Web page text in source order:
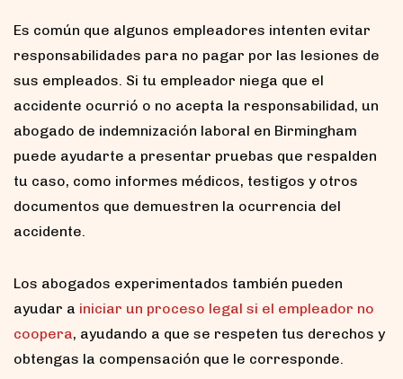
Es común que algunos empleadores intenten evitar
responsabilidades para no pagar por las lesiones de
sus empleados. Si tu empleador niega que el
accidente ocurrió o no acepta la responsabilidad, un
abogado de indemnización laboral en Birmingham
puede ayudarte a presentar pruebas que respalden
tu caso, como informes médicos, testigos y otros
documentos que demuestren la ocurrencia del
accidente.
Los abogados experimentados también pueden
ayudar a iniciar un proceso legal si el empleador no
coopera, ayudando a que se respeten tus derechos y
obtengas la compensación que le corresponde.